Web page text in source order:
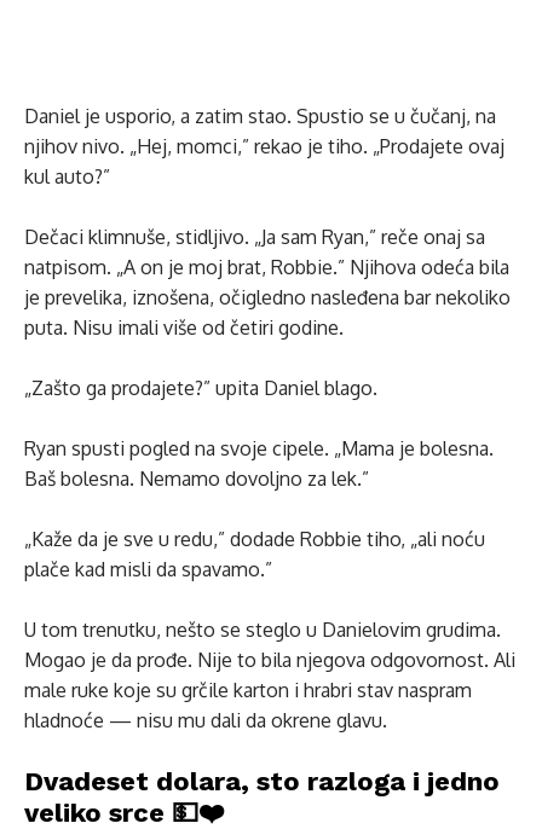
Daniel je usporio, a zatim stao. Spustio se u čučanj, na
njihov nivo. „Hej, momci,” rekao je tiho. „Prodajete ovaj
kul auto?”
Dečaci klimnuše, stidljivo. „Ja sam Ryan,” reče onaj sa
natpisom. „A on je moj brat, Robbie.” Njihova odeća bila
je prevelika, iznošena, očigledno nasleđena bar nekoliko
puta. Nisu imali više od četiri godine.
„Zašto ga prodajete?” upita Daniel blago.
Ryan spusti pogled na svoje cipele. „Mama je bolesna.
Baš bolesna. Nemamo dovoljno za lek.”
„Kaže da je sve u redu,” dodade Robbie tiho, „ali noću
plače kad misli da spavamo.”
U tom trenutku, nešto se steglo u Danielovim grudima.
Mogao je da prođe. Nije to bila njegova odgovornost. Ali
male ruke koje su grčile karton i hrabri stav naspram
hladnoće — nisu mu dali da okrene glavu.
Dvadeset dolara, sto razloga i jedno
veliko srce 💵❤️